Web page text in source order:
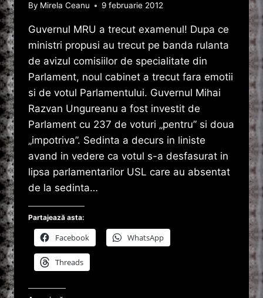
By Mirela Ceanu 9 februarie 2012
Guvernul MRU a trecut examenul! Dupa ce
ministri propusi au trecut pe banda rulanta
de avizul comisiilor de specialitate din
Parlament, noul cabinet a trecut fara emotii
si de votul Parlamentului. Guvernul Mihai
Razvan Ungureanu a fost investit de
Parlament cu 237 de voturi „pentru” si doua
„impotriva”. Sedinta a decurs in liniste
avand in vedere ca votul s-a desfasurat in
lipsa parlamentarilor USL care au absentat
de la sedinta…
Partajează asta:
Facebook WhatsApp
Threads